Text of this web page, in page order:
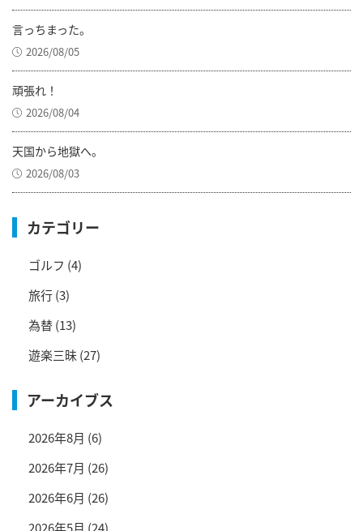
言っちまった。
2026/08/05
頑張れ！
2026/08/04
天国から地獄へ。
2026/08/03
カテゴリー
ゴルフ (4)
旅行(3)
為替(13)
遊楽三昧(27)
アーカイブス
2026年8月 (6)
2026年7月 (26)
2026年6月 (26)